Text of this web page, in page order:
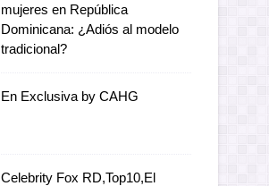
mujeres en República
Dominicana: ¿Adiós al modelo
tradicional?
En Exclusiva by CAHG
Celebrity Fox RD,Top10,El